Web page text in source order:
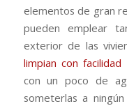
elementos de gran
pueden emplear
exterior de las
limpian con facilidad
con un poco de
someterlas a